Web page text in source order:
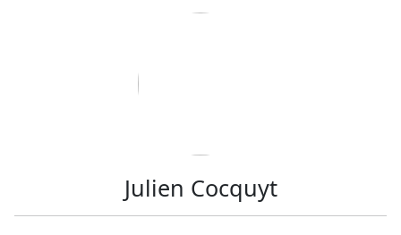
Julien Cocquyt